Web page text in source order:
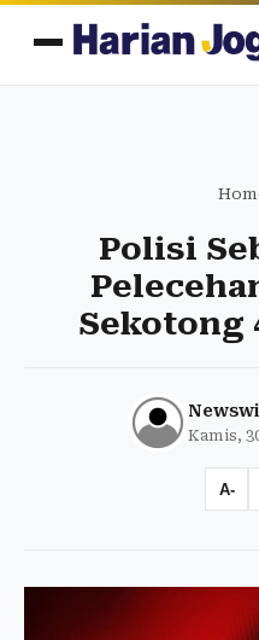
Polisi
Sekotong
Kamis,
A-